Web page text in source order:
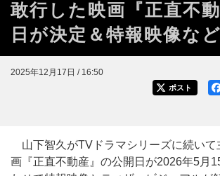
敢行した映画『正直不
日が決定＆特報映像な
2025年12月17日 / 16:50
ポスト
山下智久がTVドラマシリーズに続いて
画『正直不動産』の公開日が2026年5月